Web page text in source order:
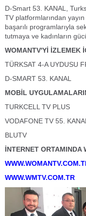
D-Smart 53. KANAL,
TV platformlarından
başarılı programlarıyla
tutmaya ve kadınların
WOMANTV'Yİ İZLEMEK
TÜRKSAT 4-A UYDUSU
D-SMART 53. KANAL
MOBİL
TURKCELL TV PLUS
VODAFONE TV 55. KANAL
BLUTV
İNTERNET ORTAMINDA
WWW.WMTV.COM.TR